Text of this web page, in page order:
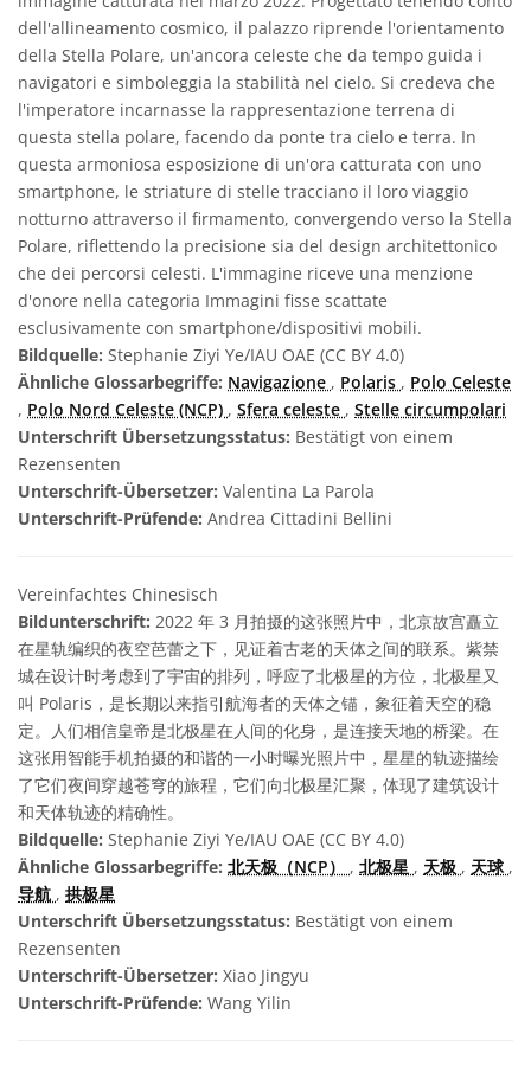
dell'allineamento cosmico, il palazzo riprende l'orientamento
della Stella Polare, un'ancora celeste che da tempo guida i
navigatori e simboleggia la stabilità nel cielo. Si credeva che
l'imperatore incarnasse la rappresentazione terrena di
questa stella polare, facendo da ponte tra cielo e terra. In
questa armoniosa esposizione di un'ora catturata con uno
smartphone, le striature di stelle tracciano il loro viaggio
notturno attraverso il firmamento, convergendo verso la Stella
Polare, riflettendo la precisione sia del design architettonico
che dei percorsi celesti. L'immagine riceve una menzione
d'onore nella categoria Immagini fisse scattate
esclusivamente con smartphone/dispositivi mobili.
Bildquelle: Stephanie Ziyi Ye/IAU OAE (CC BY 4.0)
Ähnliche Glossarbegriffe: Navigazione , Polaris , Polo Celeste
, Polo Nord Celeste (NCP) , Sfera celeste , Stelle circumpolari
Unterschrift Übersetzungsstatus: Bestätigt von einem
Rezensenten
Unterschrift-Übersetzer: Valentina La Parola
Unterschrift-Prüfende: Andrea Cittadini Bellini
Vereinfachtes Chinesisch
Bildunterschrift: 2022 年 3 月拍摄的这张照片中，北京故宫矗立
在星轨编织的夜空芭蕾之下，见证着古老的天体之间的联系。紫禁
城在设计时考虑到了宇宙的排列，呼应了北极星的方位，北极星又
叫 Polaris，是长期以来指引航海者的天体之锚，象征着天空的稳
定。人们相信皇帝是北极星在人间的化身，是连接天地的桥梁。在
这张用智能手机拍摄的和谐的一小时曝光照片中，星星的轨迹描绘
了它们夜间穿越苍穹的旅程，它们向北极星汇聚，体现了建筑设计
和天体轨迹的精确性。
Bildquelle: Stephanie Ziyi Ye/IAU OAE (CC BY 4.0)
Ähnliche Glossarbegriffe: 北天极（NCP） , 北极星 , 天极 , 天球 ,
导航 , 拱极星
Unterschrift Übersetzungsstatus: Bestätigt von einem
Rezensenten
Unterschrift-Übersetzer: Xiao Jingyu
Unterschrift-Prüfende: Wang Yilin